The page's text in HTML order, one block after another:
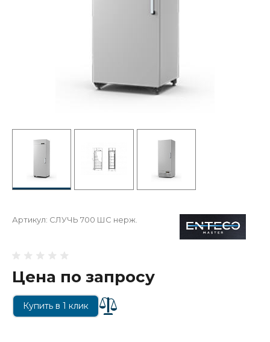
Артикул: СЛУЧЬ 700 ШС нерж.
Цена по запросу
Купить в 1 клик